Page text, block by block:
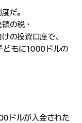
だ。
の税・
の投資口座で、
もに1000ドルの
ドルが入金された